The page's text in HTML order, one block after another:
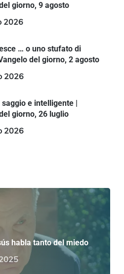
giorno, 9 agosto
2026
… o uno stufato di
del giorno, 2 agosto
2026
e intelligente |
giorno, 26 luglio
2026
habla tanto del miedo